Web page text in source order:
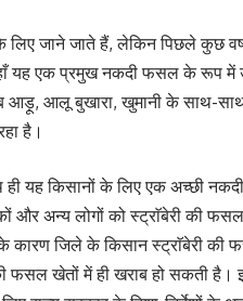
जाने जाते हैं, लेकिन पिछले कुछ
यह एक प्रमुख नकदी फसल के रूप में
आड़ू, आलू बुखारा, खुमानी के साथ-
है।
ही यह किसानों के लिए एक अच्छी
और अन्य लोगों को स्ट्राॅबेरी की
कारण जिले के किसान स्ट्राॅबेरी
फसल खेतों में ही खराब हो सकती है।